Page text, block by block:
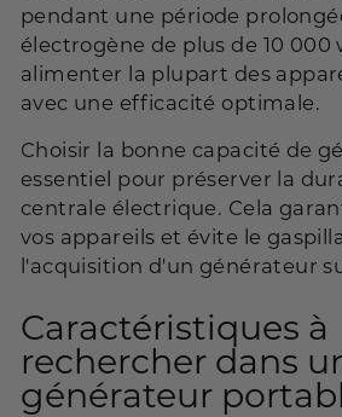
pendant une période
électrogène de plus de 10 000
alimenter la plupart des
avec une efficacité optimale.
Choisir la bonne capacité de
essentiel pour préserver la
centrale électrique. Cela
vos appareils et évite le
l'acquisition d'un générateur
Caractéristiques à
rechercher dans
générateur